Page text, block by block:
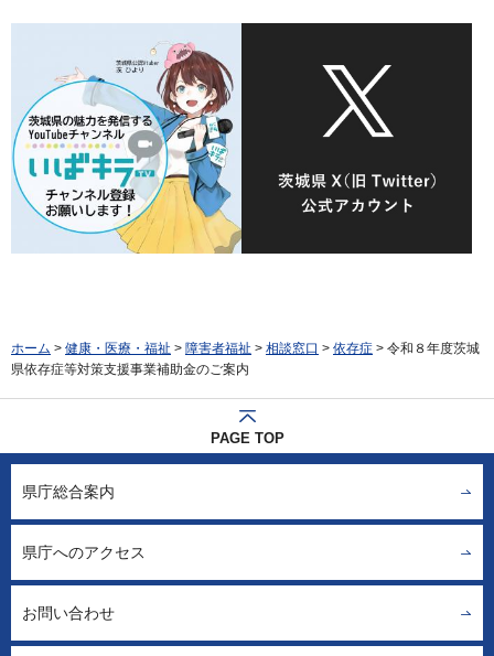
ホーム > 健康・医療・福祉 > 障害者福祉 > 相談窓口 > 依存症 > 令和８年度茨城
県依存症等対策支援事業補助金のご案内
PAGE TOP
県庁総合案内
県庁へのアクセス
お問い合わせ